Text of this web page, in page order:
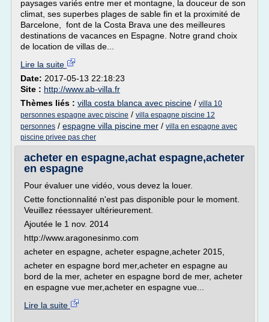
paysages variés entre mer et montagne, la douceur de son
climat, ses superbes plages de sable fin et la proximité de
Barcelone, font de la Costa Brava une des meilleures
destinations de vacances en Espagne. Notre grand choix
de location de villas de...
Lire la suite
Date: 2017-05-13 22:18:23
Site : http://www.ab-villa.fr
Thèmes liés : villa costa blanca avec piscine / villa 10
personnes espagne avec piscine / villa espagne piscine 12
personnes / espagne villa piscine mer / villa en espagne avec
piscine privee pas cher
acheter en espagne,achat espagne,acheter
en espagne
Pour évaluer une vidéo, vous devez la louer.
Cette fonctionnalité n'est pas disponible pour le moment.
Veuillez réessayer ultérieurement.
Ajoutée le 1 nov. 2014
http://www.aragonesinmo.com
acheter en espagne, acheter espagne,acheter 2015,
acheter en espagne bord mer,acheter en espagne au
bord de la mer, acheter en espagne bord de mer, acheter
en espagne vue mer,acheter en espagne vue...
Lire la suite